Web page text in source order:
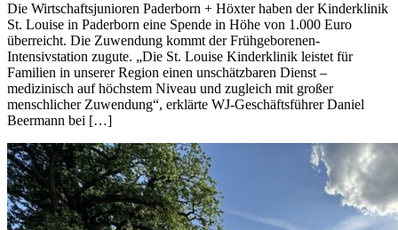
Die Wirtschaftsjunioren Paderborn + Höxter haben der Kinderklinik
St. Louise in Paderborn eine Spende in Höhe von 1.000 Euro
überreicht. Die Zuwendung kommt der Frühgeborenen-
Intensivstation zugute. „Die St. Louise Kinderklinik leistet für
Familien in unserer Region einen unschätzbaren Dienst –
medizinisch auf höchstem Niveau und zugleich mit großer
menschlicher Zuwendung“, erklärte WJ-Geschäftsführer Daniel
Beermann bei […]